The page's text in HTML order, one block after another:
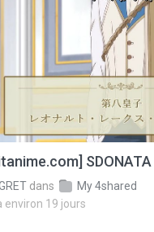
SDONATA
dans
My 4shared
environ 19 jours